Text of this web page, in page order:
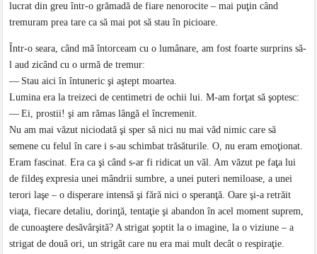
lucrat din greu într-o grămadă de fiare nenorocite – mai puţin când
tremuram prea tare ca să mai pot să stau în picioare.
Într-o seara, când mă întorceam cu o lumânare, am fost foarte surprins să-
l aud zicând cu o urmă de tremur:
— Stau aici în întuneric şi aştept moartea.
Lumina era la treizeci de centimetri de ochii lui. M-am forţat să şoptesc:
— Ei, prostii! şi am rămas lângă el încremenit.
Nu am mai văzut niciodată şi sper să nici nu mai văd nimic care să
semene cu felul în care i s-au schimbat trăsăturile. O, nu eram emoţionat.
Eram fascinat. Era ca şi când s-ar fi ridicat un văl. Am văzut pe faţa lui
de fildeş expresia unei mândrii sumbre, a unei puteri nemiloase, a unei
terori laşe – o disperare intensă şi fără nici o speranţă. Oare şi-a retrăit
viaţa, fiecare detaliu, dorinţă, tentaţie şi abandon în acel moment suprem,
de cunoaştere desăvârşită? A strigat şoptit la o imagine, la o viziune – a
strigat de două ori, un strigăt care nu era mai mult decât o respiraţie.